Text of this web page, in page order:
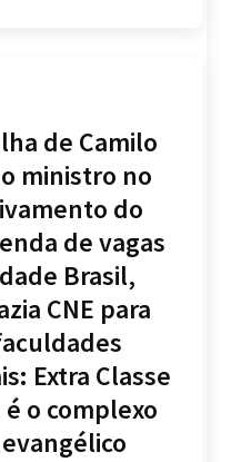
de Camilo
ministro no
do
de vagas
Brasil,
CNE para
Extra Classe
o complexo